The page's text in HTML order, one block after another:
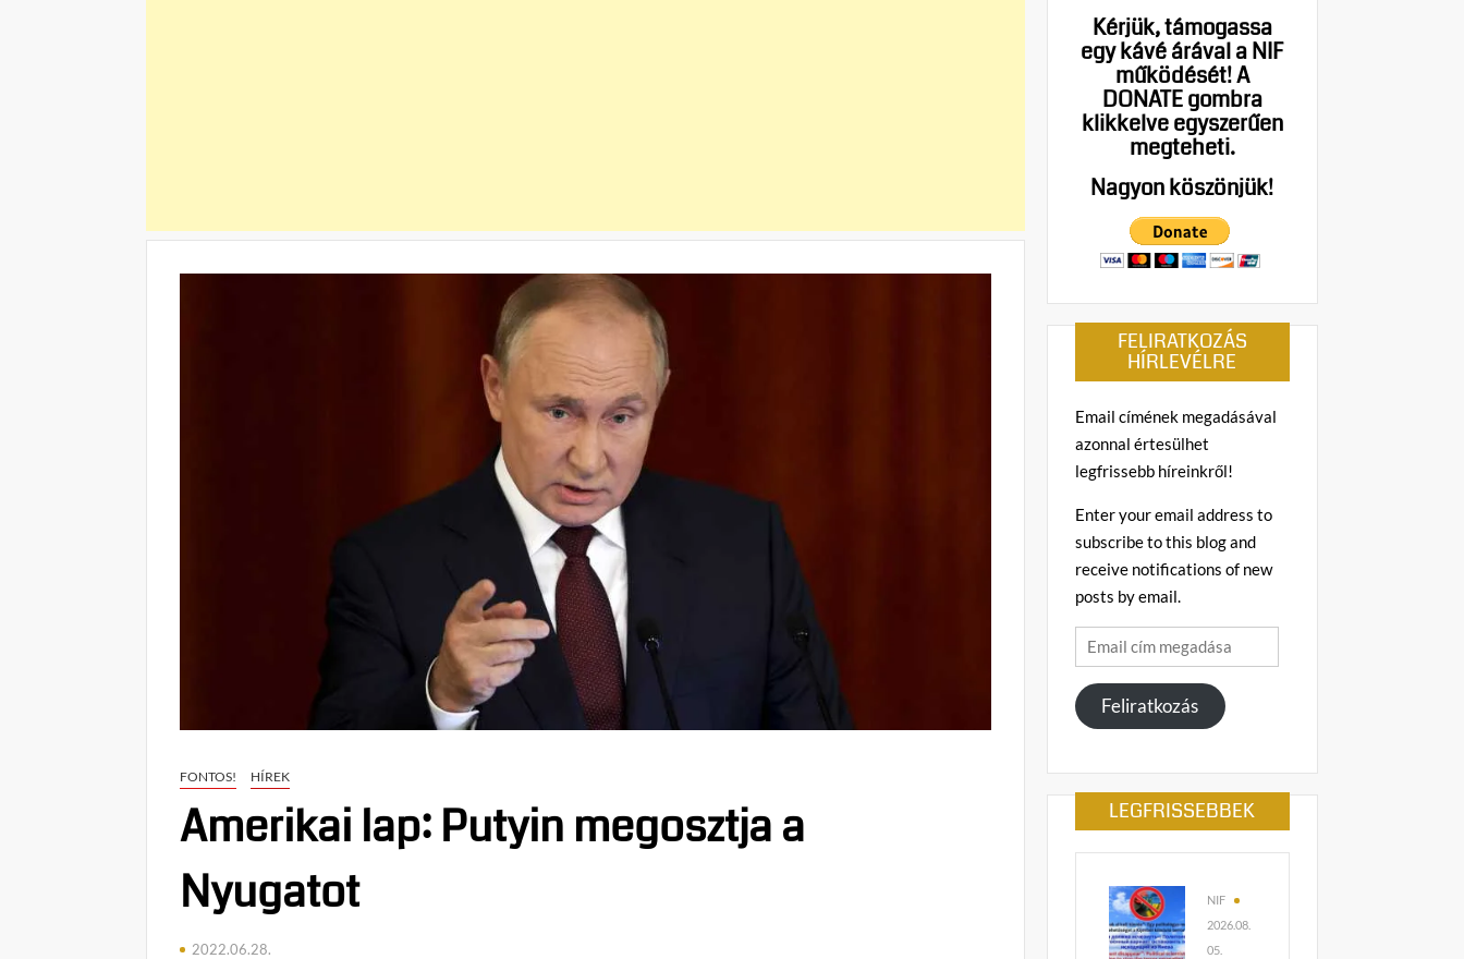
FONTOS! HÍREK
Amerikai lap: Putyin megosztja a
Nyugatot
2022.06.28.
Kérjük, támogassa
egy kávé árával a NIF
működését!A
DONATE gombra
klikkelve egyszerűen
megteheti.
Nagyon köszönjük!
FELIRATKOZÁS
HÍRLEVÉLRE
Email címének megadásával
azonnal értesülhet
legfrissebb híreinkről!
Enter your email address to
subscribe to this blog and
receive notifications of new
posts by email.
Email
cím
megadása
Feliratkozás
LEGFRISSEBBEK
NIF
2026.08.
05.